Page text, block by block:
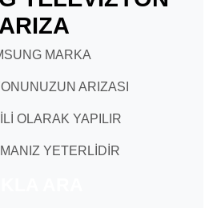
ARIZA
MARKA
ARIZASI
OLARAK YAPILIR
YETERLİDİR